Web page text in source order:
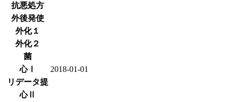
抗悪処方
外後発使
外化１
外化２
菌
心Ⅰ
2018-01-01
リデータ提
心Ⅱ